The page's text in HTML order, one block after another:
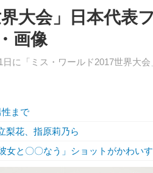
大会」日本代表
画像
に「ミス・ワールド2017世界大
まで
梨花、指原莉乃ら
女と〇〇なう」ショットがかわい